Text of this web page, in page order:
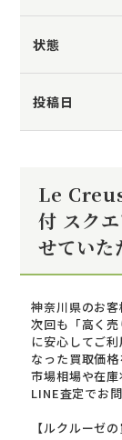
状態
投稿日
Le
付 スク
せていた
神奈川県のお客
次回も「高く
に安心してご
なった買取価格
市場相場や在
LINE査定でお
【ルクルーゼ